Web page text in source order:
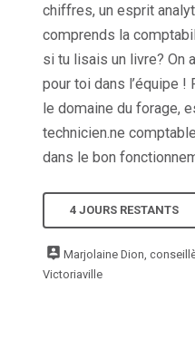
chiffres, un esprit
comprends la
si tu lisais un livre? On
pour toi dans l’équipe !
le domaine du forage,
technicien.ne
dans le bon
4 JOURS RESTANTS
Marjolaine Dion,
Victoriaville